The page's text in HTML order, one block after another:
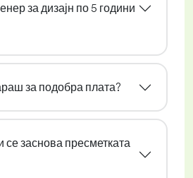
за дизајн по 5 години
за подобра плата?
се заснова пресметката